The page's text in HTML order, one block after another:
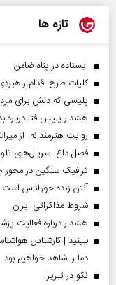
تازه ها
ایستاده در پناه ضامن
کلیات طرح اقدام
پلیسی که دلش برای
هشدار پلیس فتا درباره
روایت هنرمندانه از
فصل داغ سریال‌های
ترافیک سنگین در محور
آنتن زنده حق‌الناس است
شروط مذاکراتی ایران
هشدار درباره فعالیت
ببینید | کارشناس
دما را شاهد خواهیم بود
نکو در تبریز